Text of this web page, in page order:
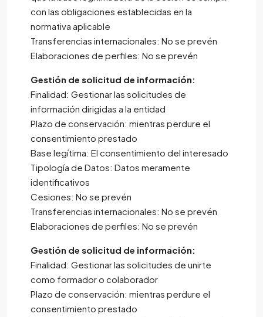
con las obligaciones establecidas en la
normativa aplicable
Transferencias internacionales: No se prevén
Elaboraciones de perfiles: No se prevén
Gestión de solicitud de información:
Finalidad: Gestionar las solicitudes de
información dirigidas a la entidad
Plazo de conservación: mientras perdure el
consentimiento prestado
Base legítima: El consentimiento del interesado
Tipología de Datos: Datos meramente
identificativos
Cesiones: No se prevén
Transferencias internacionales: No se prevén
Elaboraciones de perfiles: No se prevén
Gestión de solicitud de información:
Finalidad: Gestionar las solicitudes de unirte
como formador o colaborador
Plazo de conservación: mientras perdure el
consentimiento prestado